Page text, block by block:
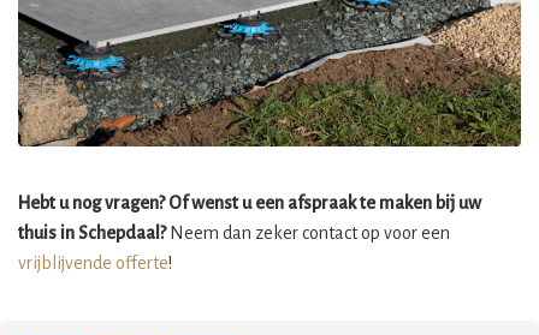
Hebt u nog vragen? Of wenst u een afspraak te maken bij uw
thuis in Schepdaal?Neem dan zeker contact op voor een
vrijblijvende offerte!